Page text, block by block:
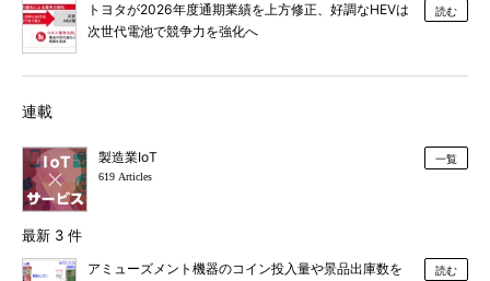
トヨタが2026年度通期業績を上方修正、好調なHEVは
次世代電池で競争力を強化へ
読む
連載
製造業IoT
619 Articles
一覧
最新 3 件
アミューズメント機器のコイン投入量や景品出庫数を
読む